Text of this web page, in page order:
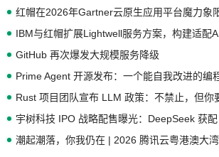
红帽在2026年Gartner云原生应用平台魔力象
GitHub 再次爆发大规模服务降级
潮起潮落，你我仍在 | 2026 腾讯云粤港澳大